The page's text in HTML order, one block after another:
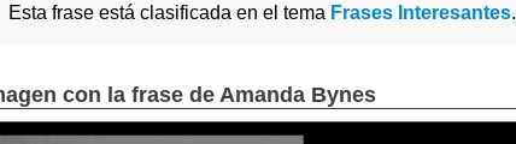
Esta frase está clasificada en el tema Frases Interesantes.
con la frase de Amanda Bynes